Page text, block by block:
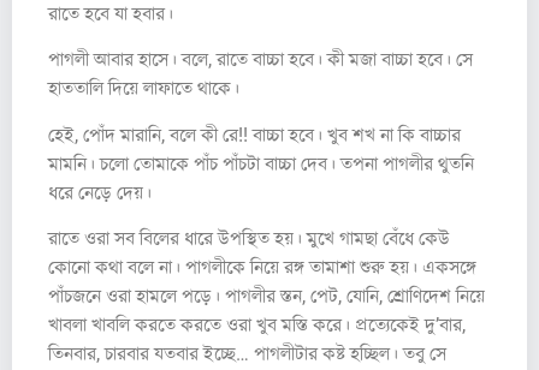
রাতে হবে যা হবার।
পাগলী আবার হাসে। বলে, রাতে বাচ্চা হবে। কী মজা বাচ্চা হবে। সে
হাততালি দিয়ে লাফাতে থাকে।
হেই, পোঁদ মারানি, বলে কী রে!! বাচ্চা হবে। খুব শখ না কি বাচ্চার
মামনি। চলো তোমাকে পাঁচ পাঁচটা বাচ্চা দেব। তপনা পাগলীর থুতনি
ধরে নেড়ে দেয়।
রাতে ওরা সব বিলের ধারে উপস্থিত হয়। মুখে গামছা বেঁধে কেউ
কোনো কথা বলে না। পাগলীকে নিয়ে রঙ্গ তামাশা শুরু হয়। একসঙ্গে
পাঁচজনে ওরা হামলে পড়ে। পাগলীর স্তন, পেট, যোনি, শ্রোণিদেশ নিয়ে
খাবলা খাবলি করতে করতে ওরা খুব মস্তি করে। প্রত্যেকেই দু’বার,
তিনবার, চারবার যতবার ইচ্ছে… পাগলীটার কষ্ট হচ্ছিল। তবু সে